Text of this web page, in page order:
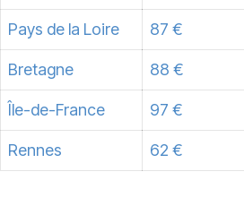
Pays de la Loire 87 €
Bretagne 88 €
Île-de-France 97 €
Rennes 62 €